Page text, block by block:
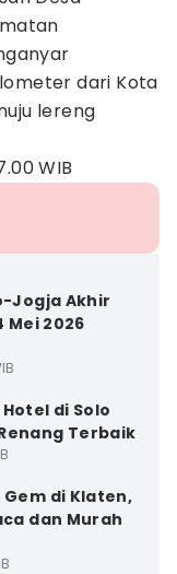
dari Kota
lereng
WIB
Jogja Akhir
Mei 2026
di Solo
Terbaik
Gem di Klaten,
dan Murah